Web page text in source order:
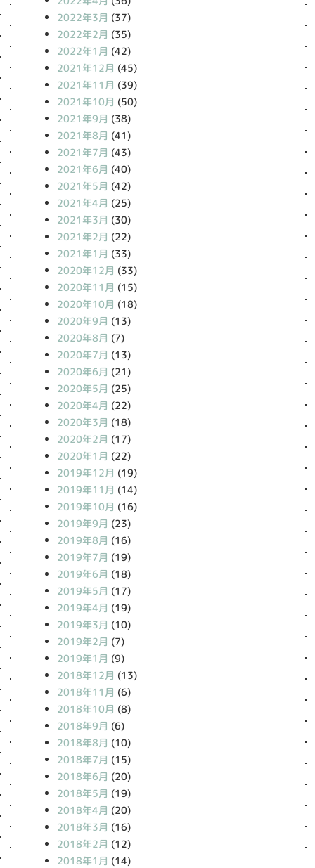
2022年3月 (37)
2022年2月 (35)
2022年1月 (42)
2021年12月 (45)
2021年11月 (39)
2021年10月 (50)
2021年9月 (38)
2021年8月 (41)
2021年7月 (43)
2021年6月 (40)
2021年5月 (42)
2021年4月 (25)
2021年3月 (30)
2021年2月 (22)
2021年1月 (33)
2020年12月 (33)
2020年11月 (15)
2020年10月 (18)
2020年9月 (13)
2020年8月 (7)
2020年7月 (13)
2020年6月 (21)
2020年5月 (25)
2020年4月 (22)
2020年3月 (18)
2020年2月 (17)
2020年1月 (22)
2019年12月 (19)
2019年11月 (14)
2019年10月 (16)
2019年9月 (23)
2019年8月 (16)
2019年7月 (19)
2019年6月 (18)
2019年5月 (17)
2019年4月 (19)
2019年3月 (10)
2019年2月 (7)
2019年1月 (9)
2018年12月 (13)
2018年11月 (6)
2018年10月 (8)
2018年9月 (6)
2018年8月 (10)
2018年7月 (15)
2018年6月 (20)
2018年5月 (19)
2018年4月 (20)
2018年3月 (16)
2018年2月 (12)
2018年1月 (14)